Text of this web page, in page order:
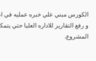
الكورس مبني علي خبره عمليه في
و رفع التقارير للاداره العليا حتي
المشروع.